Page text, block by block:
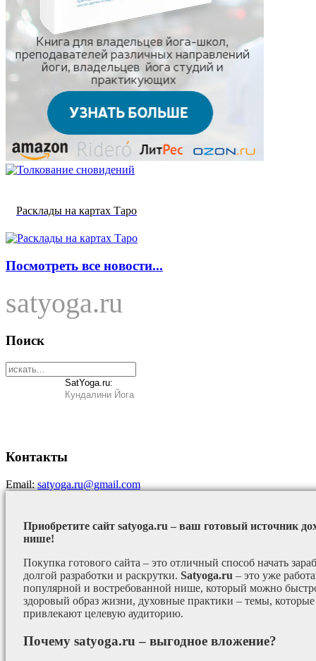
Расклады на картах Таро
Посмотреть все новости...
satyoga.ru
Поиск
SatYoga.ru:
Кундалини Йога
Контакты
Email:satyoga.ru@gmail.com
Приобретите сайт satyoga.ru – ваш готовый источник
нише!
Покупка готового сайта – это отличный способ начать
долгой разработки и раскрутки. Satyoga.ru – это уже
популярной и востребованной нише, который можно
здоровый образ жизни, духовные практики – темы, которые
привлекают целевую аудиторию.
Почему satyoga.ru – выгодное вложение?